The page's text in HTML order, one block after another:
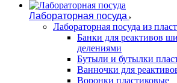
Лабораторная посуда
Лабораторная посуда из
Банки для реактивов
делениями
Бутыли и бутылки
Ванночки для
Воронки пластиковые